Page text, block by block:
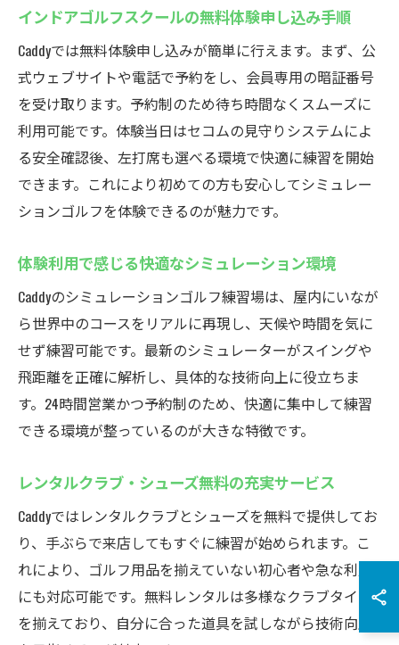
インドアゴルフスクールの無料体験申し込み手順
Caddyでは無料体験申し込みが簡単に行えます。まず、公
式ウェブサイトや電話で予約をし、会員専用の暗証番号
を受け取ります。予約制のため待ち時間なくスムーズに
利用可能です。体験当日はセコムの見守りシステムによ
る安全確認後、左打席も選べる環境で快適に練習を開始
できます。これにより初めての方も安心してシミュレー
ションゴルフを体験できるのが魅力です。
体験利用で感じる快適なシミュレーション環境
Caddyのシミュレーションゴルフ練習場は、屋内にいなが
ら世界中のコースをリアルに再現し、天候や時間を気に
せず練習可能です。最新のシミュレーターがスイングや
飛距離を正確に解析し、具体的な技術向上に役立ちま
す。24時間営業かつ予約制のため、快適に集中して練習
できる環境が整っているのが大きな特徴です。
レンタルクラブ・シューズ無料の充実サービス
Caddyではレンタルクラブとシューズを無料で提供してお
り、手ぶらで来店してもすぐに練習が始められます。こ
れにより、ゴルフ用品を揃えていない初心者や急な利用
にも対応可能です。無料レンタルは多様なクラブタイプ
を揃えており、自分に合った道具を試しながら技術向上